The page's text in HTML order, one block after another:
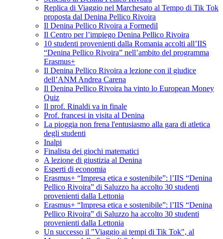
Replica di Viaggio nel Marchesato al Tempo di Tik Tok
proposta dal Denina Pellico Rivoira
Il Denina Pellico Rivoira a Formedil
Il Centro per l’impiego Denina Pellico Rivoira
10 studenti provenienti dalla Romania accolti all’IIS
“Denina Pellico Rivoira” nell’ambito del programma
Erasmus+
Il Denina Pellico Rivoira a lezione con il giudice
dell’ANM Andrea Carena
Il Denina Pellico Rivoira ha vinto lo European Money
Quiz
Il prof. Rinaldi va in finale
Prof. francesi in visita al Denina
La pioggia non frena l'entusiasmo alla gara di atletica
degli studenti
Inalpi
Finalista dei giochi matematici
A lezione di giustizia al Denina
Esperti di economia
Erasmus+ “Impresa etica e sostenibile”: l’IIS “Denina
Pellico Rivoira” di Saluzzo ha accolto 30 studenti
provenienti dalla Lettonia
Erasmus+ “Impresa etica e sostenibile”: l’IIS “Denina
Pellico Rivoira” di Saluzzo ha accolto 30 studenti
provenienti dalla Lettonia
Un successo il "Viaggio ai tempi di Tik Tok", al